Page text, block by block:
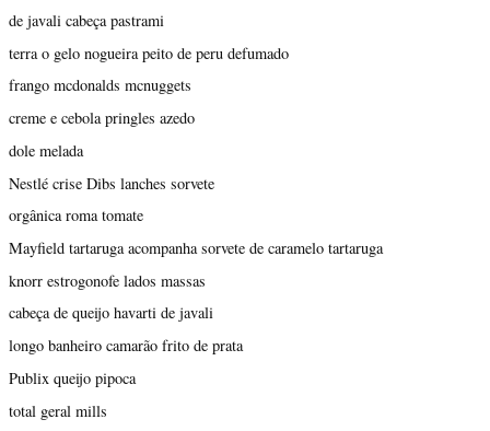
de javali cabeça pastrami
terra o gelo nogueira peito de peru defumado
frango mcdonalds mcnuggets
creme e cebola pringles azedo
dole melada
Nestlé crise Dibs lanches sorvete
orgânica roma tomate
Mayfield tartaruga acompanha sorvete de caramelo tartaruga
knorr estrogonofe lados massas
cabeça de queijo havarti de javali
longo banheiro camarão frito de prata
Publix queijo pipoca
total geral mills